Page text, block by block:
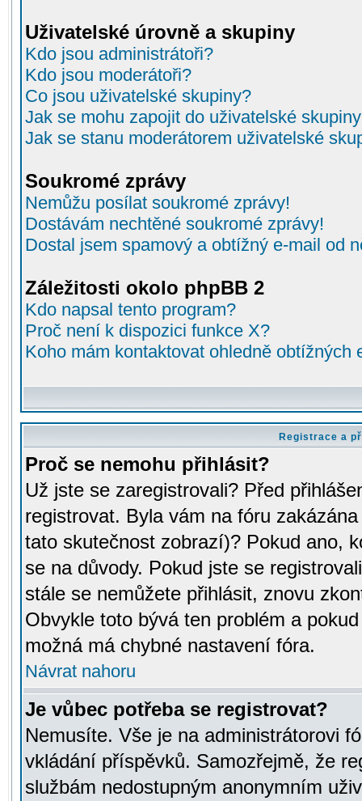
Uživatelské úrovně a skupiny
Kdo jsou administrátoři?
Kdo jsou moderátoři?
Co jsou uživatelské skupiny?
Jak se mohu zapojit do uživatelské
Jak se stanu moderátorem uživatelské
Soukromé zprávy
Nemůžu posílat soukromé zprávy!
Dostávám nechtěné soukromé zprávy!
Dostal jsem spamový a obtížný e-mail od
Záležitosti okolo phpBB 2
Kdo napsal tento program?
Proč není k dispozici funkce X?
Koho mám kontaktovat ohledně
Registrace a
Proč se nemohu přihlásit?
Už jste se zaregistrovali? Před
registrovat. Byla vám na fóru
tato skutečnost zobrazí)? Pokud ano,
se na důvody. Pokud jste se
stále se nemůžete přihlásit, znovu
Obvykle toto bývá ten problém a
možná má chybné nastavení fóra.
Návrat nahoru
Je vůbec potřeba se registrovat?
Nemusíte. Vše je na administrátorovi
vkládání příspěvků. Samozřejmě, že
službám nedostupným anonymním